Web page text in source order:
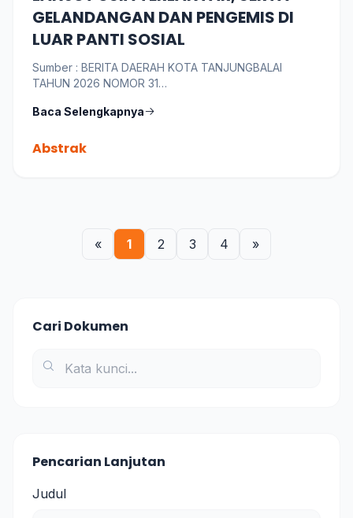
GELANDANGAN DAN PENGEMIS DI
LUAR PANTI SOSIAL
Sumber : BERITA DAERAH KOTA TANJUNGBALAI
TAHUN 2026 NOMOR 31
Baca Selengkapnya
Abstrak
« 1 2 3 4 »
Cari Dokumen
Pencarian Lanjutan
Judul